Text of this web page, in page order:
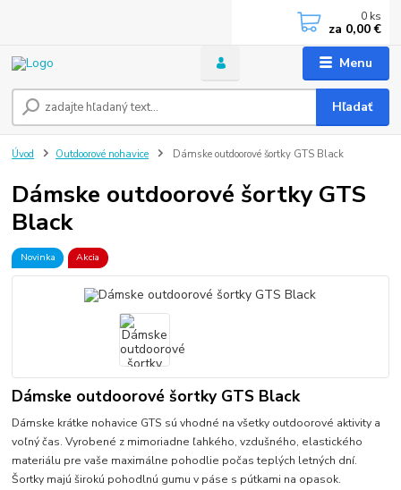
Menu
Hľadať
0 ks
za 0,00 €
Úvod Outdoorové nohavice Dámske outdoorové šortky GTS Black
Dámske outdoorové šortky GTS
Black
Novinka Akcia
Dámske outdoorové šortky GTS Black
Dámske krátke nohavice GTS sú vhodné na všetky outdoorové aktivity a
voľný čas. Vyrobené z mimoriadne ľahkého, vzdušného, elastického
materiálu pre vaše maximálne pohodlie počas teplých letných dní.
Šortky majú širokú pohodlnú gumu v páse s pútkami na opasok.